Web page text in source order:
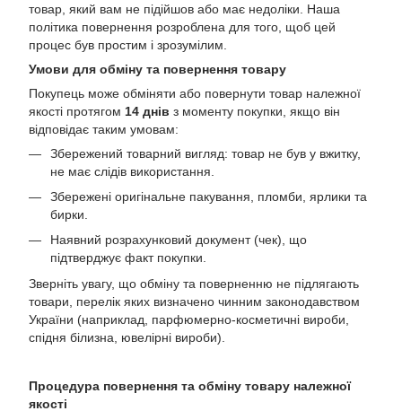
товар, який вам не підійшов або має недоліки. Наша
політика повернення розроблена для того, щоб цей
процес був простим і зрозумілим.
Умови для обміну та повернення товару
Покупець може обміняти або повернути товар належної
якості протягом 14 днів з моменту покупки, якщо він
відповідає таким умовам:
Збережений товарний вигляд: товар не був у вжитку,
не має слідів використання.
Збережені оригінальне пакування, пломби, ярлики та
бирки.
Наявний розрахунковий документ (чек), що
підтверджує факт покупки.
Зверніть увагу, що обміну та поверненню не підлягають
товари, перелік яких визначено чинним законодавством
України (наприклад, парфюмерно-косметичні вироби,
спідня білизна, ювелірні вироби).
Процедура повернення та обміну товару належної
якості